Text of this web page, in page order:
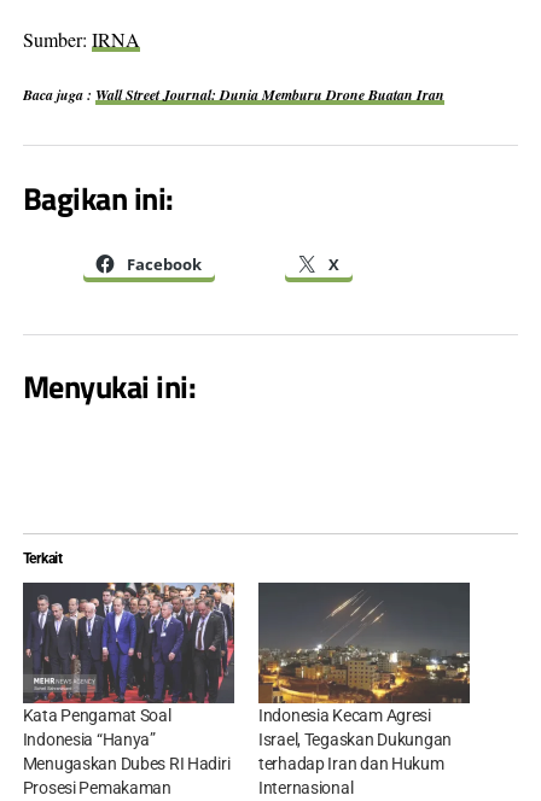
Sumber: IRNA
Baca juga : Wall Street Journal: Dunia Memburu Drone Buatan Iran
Bagikan ini:
Facebook X
Menyukai ini:
Terkait
Kata Pengamat Soal
Indonesia “Hanya”
Menugaskan Dubes RI Hadiri
Prosesi Pemakaman
Indonesia Kecam Agresi
Israel, Tegaskan Dukungan
terhadap Iran dan Hukum
Internasional